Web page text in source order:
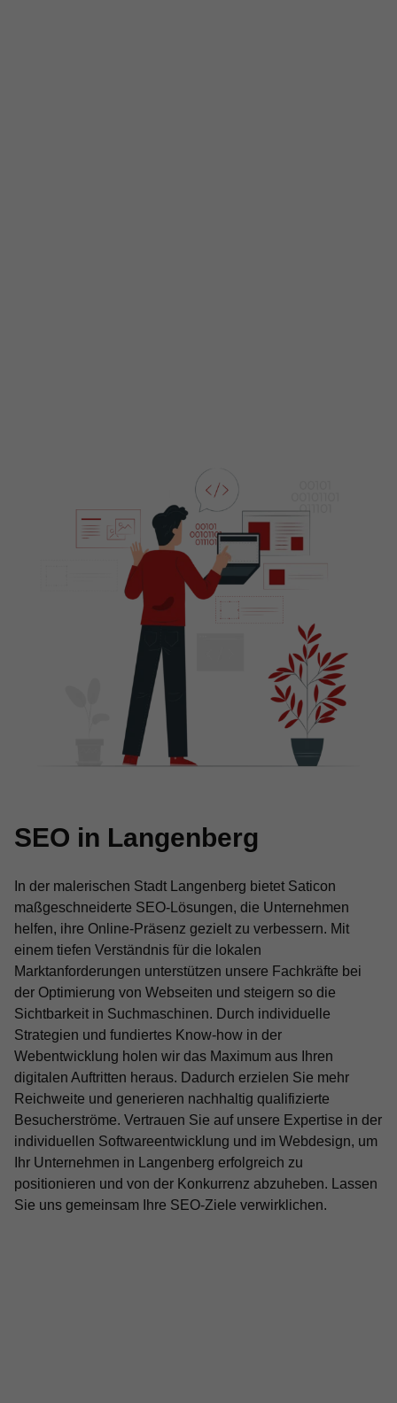
SEO in Langenberg
In der malerischen Stadt Langenberg bietet Saticon
maßgeschneiderte SEO-Lösungen, die Unternehmen
helfen, ihre Online-Präsenz gezielt zu verbessern. Mit
einem tiefen Verständnis für die lokalen
Marktanforderungen unterstützen unsere Fachkräfte bei
der Optimierung von Webseiten und steigern so die
Sichtbarkeit in Suchmaschinen. Durch individuelle
Strategien und fundiertes Know-how in der
Webentwicklung holen wir das Maximum aus Ihren
digitalen Auftritten heraus. Dadurch erzielen Sie mehr
Reichweite und generieren nachhaltig qualifizierte
Besucherströme. Vertrauen Sie auf unsere Expertise in der
individuellen Softwareentwicklung und im Webdesign, um
Ihr Unternehmen in Langenberg erfolgreich zu
positionieren und von der Konkurrenz abzuheben. Lassen
Sie uns gemeinsam Ihre SEO-Ziele verwirklichen.